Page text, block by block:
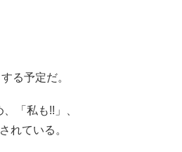
る予定だ。
「私も!!」、
れている。